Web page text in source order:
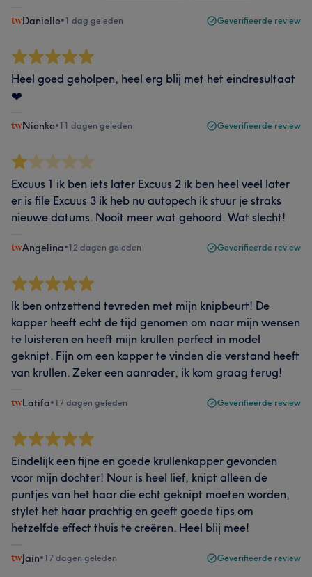
Danielle•1 dag geleden Geverifieerde review
Heel goed geholpen, heel erg blij met het eindresultaat
❤️
Nienke•11 dagen geleden Geverifieerde review
Excuus 1 ik ben iets later Excuus 2 ik ben heel veel later
er is file Excuus 3 ik heb nu autopech ik stuur je straks
nieuwe datums. Nooit meer wat gehoord. Wat slecht!
Angelina•12 dagen geleden Geverifieerde review
Ik ben ontzettend tevreden met mijn knipbeurt! De
kapper heeft echt de tijd genomen om naar mijn wensen
te luisteren en heeft mijn krullen perfect in model
geknipt. Fijn om een kapper te vinden die verstand heeft
van krullen. Zeker een aanrader, ik kom graag terug!
Latifa•17 dagen geleden Geverifieerde review
Eindelijk een fijne en goede krullenkapper gevonden
voor mijn dochter! Nour is heel lief, knipt alleen de
puntjes van het haar die echt geknipt moeten worden,
stylet het haar prachtig en geeft goede tips om
hetzelfde effect thuis te creëren. Heel blij mee!
Jain•17 dagen geleden Geverifieerde review